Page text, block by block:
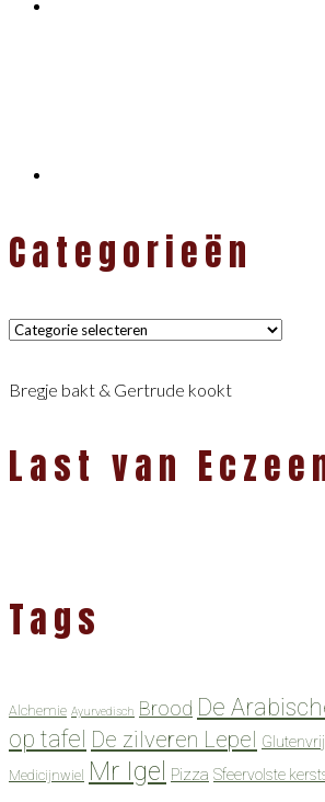
Categorieën
Categorieën
Bregje bakt & Gertrude kookt
Last van
Tags
Alchemie Ayurvedisch Brood De
op tafel De zilveren Lepel Glutenvrij
Medicijnwiel Mr Igel Pizza Sfeervolste